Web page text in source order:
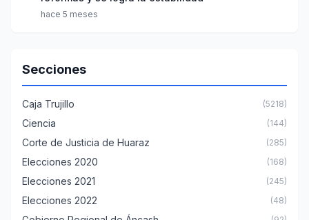
hace 5 meses
Secciones
Caja Trujillo (5218)
Ciencia (144)
Corte de Justicia de Huaraz (285)
Elecciones 2020 (168)
Elecciones 2021 (245)
Elecciones 2022 (48)